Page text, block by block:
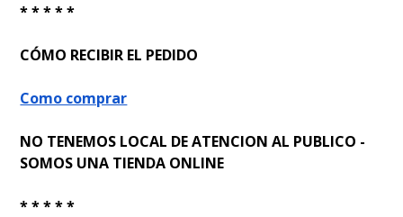
* * * * *
CÓMO RECIBIR EL PEDIDO
Como comprar
NO TENEMOS LOCAL DE ATENCION AL PUBLICO -
SOMOS UNA TIENDA ONLINE
* * * * *